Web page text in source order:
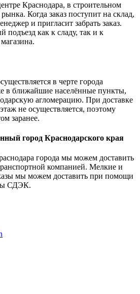
Краснодара, в строительном
Когда заказ поступит на склад,
и пригласит забрать заказ.
как к сладу, так и к
в черте города
в ближайшие населённые пункты,
агломерацию. При доставке
не осуществляется, поэтому
заранее.
город Краснодарского края
города мы можем доставить
компанией. Мелкие и
мы можем доставить при помощи
СДЭК.